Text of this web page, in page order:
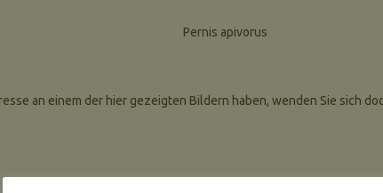
Pernis apivorus
an einem der hier gezeigten Bildern haben, wenden Sie sich